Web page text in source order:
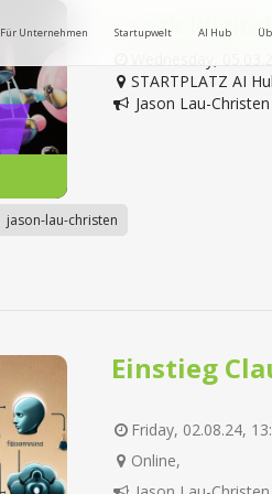
STARTPLATZ AI
Jason Lau-Christen
jason-lau-christen
Einstieg
Friday, 02.08.24,
Online,
Für Unternehmen Startupwelt AI Hub